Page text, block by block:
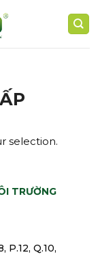
selection.
TRƯỜNG
P.12, Q.10,